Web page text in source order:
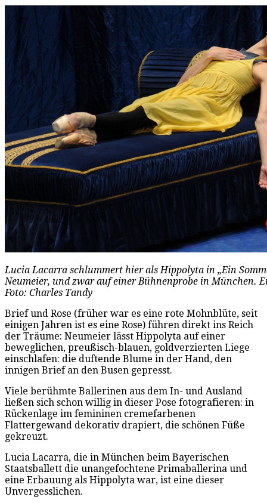
Lucia Lacarra schlummert hier als Hippolyta in „Ein
Neumeier, und zwar auf einer Bühnenprobe in München.
Foto: Charles Tandy
Brief und Rose (früher war es eine rote Mohnblüte, seit
einigen Jahren ist es eine Rose) führen direkt ins Reich
der Träume: Neumeier lässt Hippolyta auf einer
beweglichen, preußisch-blauen, goldverzierten Liege
einschlafen: die duftende Blume in der Hand, den
innigen Brief an den Busen gepresst.
Viele berühmte Ballerinen aus dem In- und Ausland
ließen sich schon willig in dieser Pose fotografieren: in
Rückenlage im femininen cremefarbenen
Flattergewand dekorativ drapiert, die schönen Füße
gekreuzt.
Lucia Lacarra, die in München beim Bayerischen
Staatsballett die unangefochtene Primaballerina und
eine Erbauung als Hippolyta war, ist eine dieser
Unvergesslichen.